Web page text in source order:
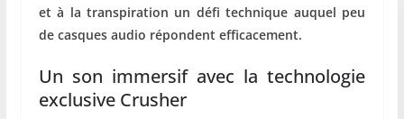
et à la transpiration un défi technique auquel peu
de casques audio répondent efficacement.
Un son immersif avec la technologie
exclusive Crusher